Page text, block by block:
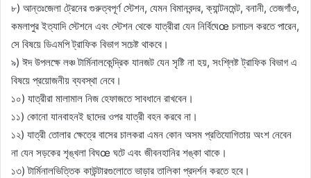
৮) আন্তঃজেলা ট্রেনের গুরুত্বপূর্ণ স্টেশন, যেমন বিমানবন্দর, ক্যান্টনমেন্ট, বনানী, তেজগাঁও,
কমলাপুর ইত্যাদি স্টেশনে এবং স্টেশন থেকে যাত্রীরা যেন নির্বিঘেœ চলাচল করতে পারেন,
সে বিষয়ে ডিএমপি ট্রাফিক বিভাগ সচেষ্ট থাকবে।
৯) ঈদ উপলক্ষে লঞ্চ টার্মিনালকেন্দ্রিক যানজট যেন সৃষ্টি না হয়, সংশ্লিষ্ট ট্রাফিক বিভাগ এ
বিষয়ে প্রয়োজনীয় ব্যবস্থা নেবে।
১০) যাত্রীরা মালামাল নিজ হেফাজতে সাবধানে রাখবেন।
১১) কোনো যানবাহনই ছাদের ওপর যাত্রী বহন করবে না।
১২) যাত্রী তোলার ক্ষেত্রে বাসের চালকরা এমন কোন অসম প্রতিযোগিতায় অংশ নেবেন
না যেন সড়কের শৃঙ্খলা বিঘœ ঘটে এবং জীবনহানির শঙ্কা থাকে।
১৩) টার্মিনালভিত্তিক কাউন্টারগুলোতে ভাড়ার তালিকা প্রদর্শন করতে হবে।